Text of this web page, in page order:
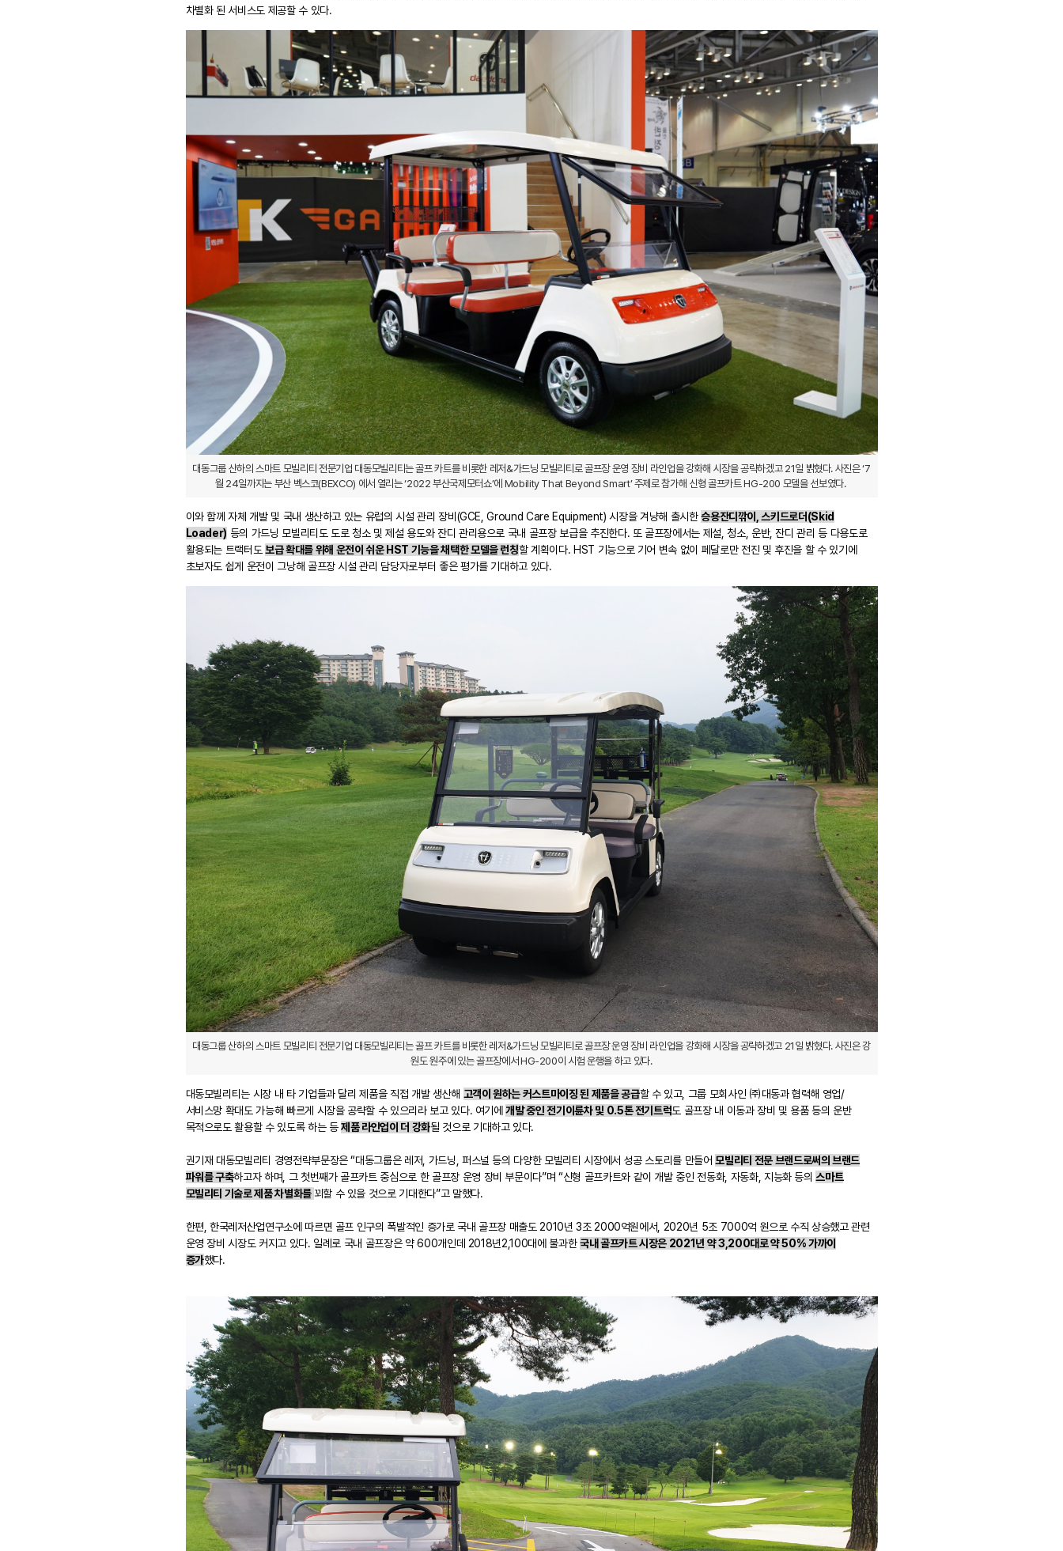
차별화 된 서비스도 제공할 수 있다.
대동그룹 산하의 스마트 모빌리티 전문기업 대동모빌리티는 골프 카트를 비롯한 레저&가드닝 모빌리티로 골프장 운영 장비 라인업을 강화해 시장을 공략하겠고 21일 밝혔다. 사진은 ‘7
월 24일까지는 부산 벡스코(BEXCO) 에서 열리는 ‘2022 부산국제모터쇼’에 Mobility That Beyond Smart’ 주제로 참가해 신형 골프카트 HG-200 모델을 선보였다.
이와 함께 자체 개발 및 국내 생산하고 있는 유럽의 시설 관리 장비(GCE, Ground Care Equipment) 시장을 겨냥해 출시한승용잔디깎이, 스키드로더(Skid
Loader) 등의 가드닝 모빌리티도 도로 청소 및 제설 용도와 잔디 관리용으로 국내 골프장 보급을 추진한다. 또 골프장에서는 제설, 청소, 운반, 잔디 관리 등 다용도로
활용되는 트랙터도보급 확대를 위해 운전이 쉬운 HST 기능을 채택한 모델을 런칭할 계획이다. HST 기능으로 기어 변속 없이 페달로만 전진 및 후진을 할 수 있기에
초보자도 쉽게 운전이 그낭해 골프장 시설 관리 담당자로부터 좋은 평가를 기대하고 있다.
대동그룹 산하의 스마트 모빌리티 전문기업 대동모빌리티는 골프 카트를 비롯한 레저&가드닝 모빌리티로 골프장 운영 장비 라인업을 강화해 시장을 공략하겠고 21일 밝혔다. 사진은 강
원도 원주에 있는 골프장에서 HG-200이 시험 운행을 하고 있다.
대동모빌리티는 시장 내 타 기업들과 달리 제품을 직접 개발 생산해 고객이 원하는 커스트마이징 된 제품을 공급할 수 있고, 그룹 모회사인 ㈜대동과 협력해 영업/
서비스망 확대도 가능해 빠르게 시장을 공략할 수 있으리라 보고 있다. 여기에개발 중인 전기이륜차 및 0.5톤 전기트럭도 골프장 내 이동과 장비 및 용품 등의 운반
목적으로도 활용할 수 있도록 하는 등제품 라인업이 더 강화될 것으로 기대하고 있다.
권기재 대동모빌리티 경영전략부문장은 “대동그룹은 레저, 가드닝, 퍼스널 등의 다양한 모빌리티 시장에서 성공 스토리를 만들어모빌리티 전문 브랜드로써의 브랜드
파워를 구축하고자 하며, 그 첫번째가 골프카트 중심으로 한 골프장 운영 장비 부문이다”며 “신형 골프카트와 같이 개발 중인 전동화, 자동화, 지능화 등의스마트
모빌리티 기술로 제품 차별화를 꾀할 수 있을 것으로 기대한다”고 말했다.
한편, 한국레저산업연구소에 따르면 골프 인구의 폭발적인 증가로 국내 골프장 매출도 2010년 3조 2000억원에서, 2020년 5조 7000억 원으로 수직 상승했고 관련
운영 장비 시장도 커지고 있다. 일례로 국내 골프장은 약 600개인데 2018년2,100대에 불과한국내 골프카트 시장은 2021년 약 3,200대로 약 50% 가까이
증가했다.